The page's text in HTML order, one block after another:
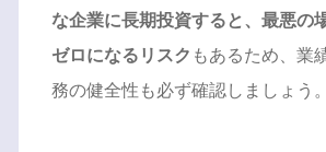
な企業に長期投資すると、最悪の
ゼロになるリスク もあるため、業
務の健全性も必ず確認しましょう。